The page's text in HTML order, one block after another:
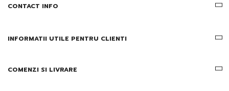
CONTACT INFO
INFORMATII UTILE PENTRU CLIENTI
COMENZI SI LIVRARE